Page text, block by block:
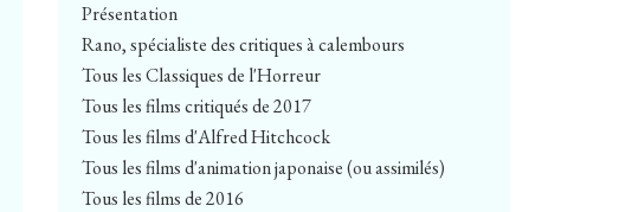
Présentation
Rano, spécialiste des critiques à calembours
Tous les Classiques de l'Horreur
Tous les films critiqués de 2017
Tous les films d'Alfred Hitchcock
Tous les films d'animation japonaise (ou assimilés)
Tous les films de 2016